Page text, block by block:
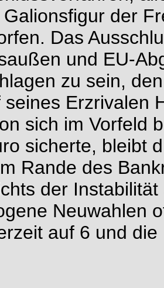
der
Das
und EU-
zu sein,
seines Erzrivalen
sich im Vorfeld
sicherte, bleibt
Rande des
der
Neuwahlen
auf 6 und